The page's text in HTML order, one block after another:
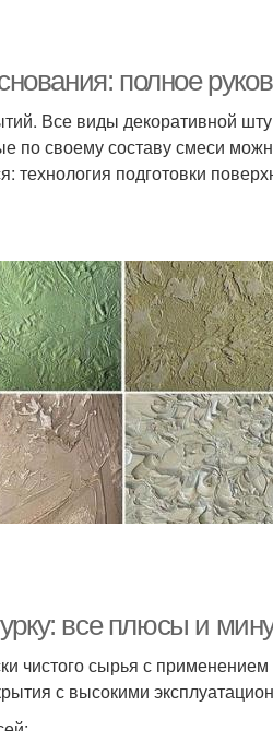
полное
Все виды декоративной
по своему составу смеси
подготовки
все плюсы и
чистого сырья с
с высокими